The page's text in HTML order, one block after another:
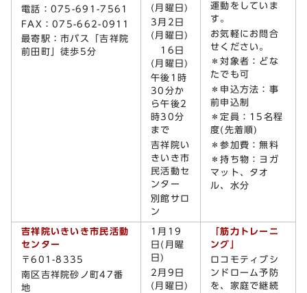
電話：075-691-7561
FAX：075-662-0911
最寄駅：市バス「吉祥院
前田町」徒歩5分
(月曜日)
3月2日
(月曜日)
16日
(月曜日)
午後1時
30分か
ら午後2
時30分
まで
吉祥院い
きいき市
民活動セ
ンター
別館サロ
ン
運動をしていま
す。
お気軽にお問合
せください。
＊対象者：どな
たでも可
＊申込方法：事
前申込制
＊定員：15名程
度(先着順)
＊参加費：無料
＊持ち物：ヨガ
マット、タオ
ル、水分
吉祥院いきいき市民活動
センター
〒601-8335
南区吉祥院砂ノ町47番
地
1月19
日(月曜
日)
2月9日
(月曜日)
「筋力トレーニ
ング」
ロコモティブシ
ンドローム予防
を、家庭で継続